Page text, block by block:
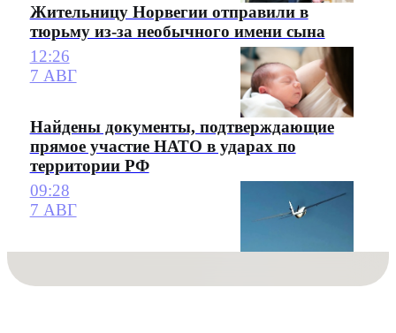
Жительницу Норвегии отправили в
тюрьму из-за необычного имени сына
12:26
7 АВГ
Найдены документы, подтверждающие
прямое участие НАТО в ударах по
территории РФ
09:28
7 АВГ